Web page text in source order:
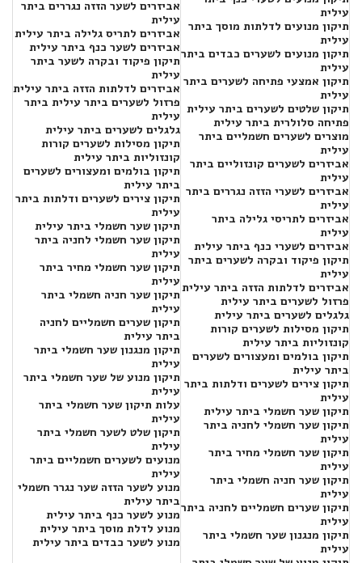
עילית
תיקון מנועים לדלתות מוסך ביתר
עילית
תיקון מנועים לשערים כבדים ביתר
עילית
תיקון אמצעי פתיחה לשערים ביתר
עילית
תיקון שלטים לשערים ביתר עילית
פתיחה סלולרית ביתר עילית
מוצרים לשערים חשמליים ביתר
עילית
אביזרים לשערים קונזוליים ביתר
עילית
אביזרים לשערי הזזה נגררים ביתר
עילית
אביזרים לתריסי גלילה ביתר
עילית
אביזרים לשערי כנף ביתר עילית
תיקון פיקוד ובקרה לשערים ביתר
עילית
אביזרים לדלתות הזזה ביתר עילית
פרזול לשערים ביתר עילית
גלגלים לשערים ביתר עילית
תיקון מסילות לשערים קורות
קונזוליות ביתר עילית
תיקון בולמים ומעצורים לשערים
ביתר עילית
תיקון צירים לשערים ודלתות ביתר
עילית
תיקון שער חשמלי ביתר עילית
תיקון שער חשמלי לחניה ביתר
עילית
תיקון שער חשמלי מחיר ביתר
עילית
תיקון שער חניה חשמלי ביתר
עילית
תיקון שערים חשמליים לחניה ביתר
עילית
תיקון מנגנון שער חשמלי ביתר
עילית
אביזרים לשער הזזה נגררים ביתר
עילית
אביזרים לתריס גלילה ביתר עילית
אביזרים לשער כנף ביתר עילית
תיקון פיקוד ובקרה לשער ביתר
עילית
אביזרים לדלתות הזזה ביתר עילית
פרזול לשערים ביתר עילית ביתר
עילית
גלגלים לשערים ביתר עילית
תיקון מסילות לשערים קורות
קונזוליות ביתר עילית
תיקון בולמים ומעצורים לשערים
ביתר עילית
תיקון צירים לשערים ודלתות ביתר
עילית
תיקון שער חשמלי ביתר עילית
תיקון שער חשמלי לחניה ביתר
עילית
תיקון שער חשמלי מחיר ביתר
עילית
תיקון שער חניה חשמלי ביתר
עילית
תיקון שערים חשמליים לחניה
ביתר עילית
תיקון מנגנון שער חשמלי ביתר
עילית
תיקון מנוע של שער חשמלי ביתר
עילית
עלות תיקון שער חשמלי ביתר
עילית
תיקון שלט לשער חשמלי ביתר
עילית
מנועים לשערים חשמליים ביתר
עילית
מנוע לשער הזזה שער נגרר חשמלי
ביתר עילית
מנוע לשער כנף ביתר עילית
מנוע לדלת מוסך ביתר עילית
מנוע לשער כבדים ביתר עילית